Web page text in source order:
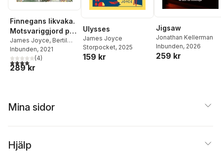
Finnegans likvaka.
Motsvariggjord på
svenska av Bertil
Falk
James Joyce, Bertil
Falk
Inbunden, 2021
4,0utav 5 stjärnor. Totalt antal röster:
(4)
289 kr
Ulysses
James Joyce
Storpocket, 2025
159 kr
Jigsaw
Jonathan Kellerman
Inbunden, 2026
259 kr
Mina sidor
Hjälp